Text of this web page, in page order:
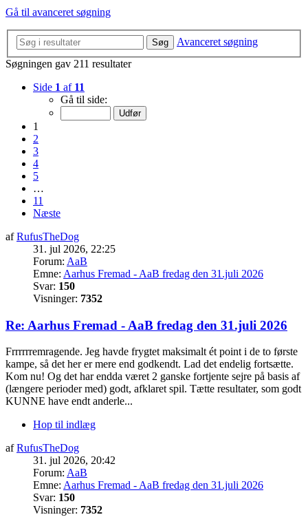
Gå til avanceret søgning
Søg
Avanceret søgning
Søgningen gav 211 resultater
Side 1 af 11
Gå til side:
1
2
3
4
5
…
11
Næste
afRufusTheDog
31. jul 2026, 22:25
Forum: AaB
Emne: Aarhus Fremad - AaB fredag den 31.juli 2026
Svar: 150
Visninger: 7352
Re: Aarhus Fremad - AaB fredag den 31.juli 2026
Frrrrrremragende. Jeg havde frygtet maksimalt ét point i de to første
kampe, så det her er mere end godkendt. Lad det endelig fortsætte.
Kom nu! Og det har endda været 2 ganske fortjente sejre på basis af
(længere perioder med) godt, afklaret spil. Tætte resultater, som godt
KUNNE have endt anderle...
Hop til indlæg
afRufusTheDog
31. jul 2026, 20:42
Forum: AaB
Emne: Aarhus Fremad - AaB fredag den 31.juli 2026
Svar: 150
Visninger: 7352